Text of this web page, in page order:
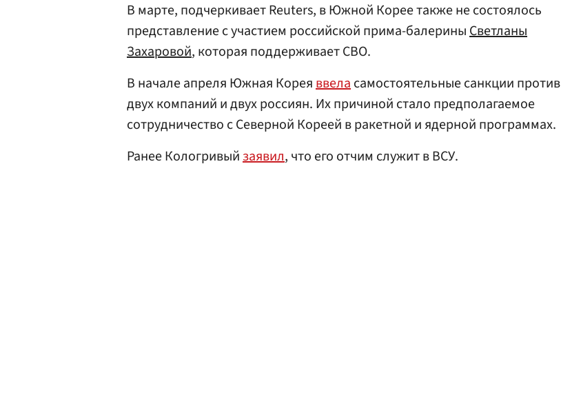
В марте, подчеркивает Reuters, в Южной Корее также не состоялось
представление с участием российской прима-балериныСветланы
Захаровой, которая поддерживает СВО.
В начале апреля Южная Кореяввеласамостоятельные санкции против
двух компаний и двух россиян. Их причиной стало предполагаемое
сотрудничество с Северной Кореей в ракетной и ядерной программах.
Ранее Кологривыйзаявил, что его отчим служит в ВСУ.